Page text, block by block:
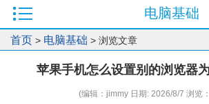
电脑基础
首页 > 电脑基础 > 浏览文章
苹果手机怎么设置别的浏览器
(编辑：jimmy 日期: 2026/8/7 浏览